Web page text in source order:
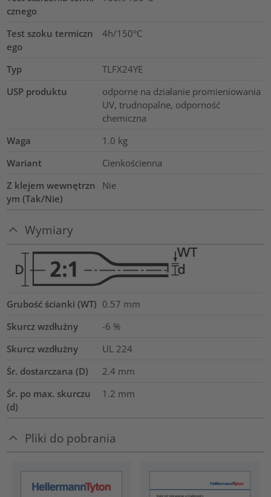
cznego
Test szoku termiczn
ego
4h/150°C
Typ
TLFX24YE
USP produktu
odporne na działanie promieniowania
UV, trudnopalne, odporność
chemiczna
Waga
1.0 kg
Wariant
Cienkościenna
Z klejem wewnętrzn
ym (Tak/Nie)
Nie
Wymiary
Grubość ścianki (WT) 0.57 mm
Skurcz wzdłużny
-6 %
Skurcz wzdłużny
UL 224
Śr. dostarczana (D)
2.4 mm
Śr. po max. skurczu
(d)
1.2 mm
Pliki do pobrania